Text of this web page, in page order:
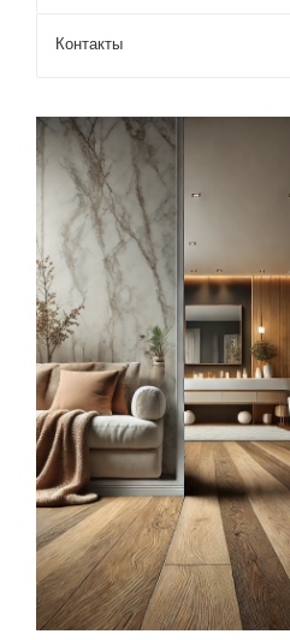
Контакты